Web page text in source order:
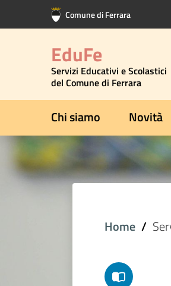
Vai al contenuto principale
Vai al footer Comune di Ferrara
EduFe
Servizi Educativi e Scolastici
del Comune di Ferrara
Chi siamo Novità
Home